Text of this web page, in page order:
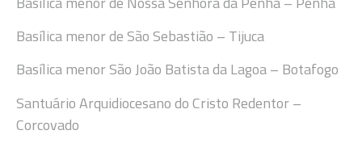
Basílica menor de São Sebastião – Tijuca
Basílica menor São João Batista da Lagoa – Botafogo
Santuário Arquidiocesano do Cristo Redentor –
Corcovado